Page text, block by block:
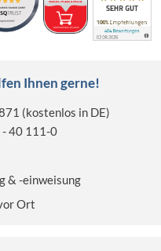
Ihnen gerne!
(kostenlos in DE)
40 111-0
& -einweisung
Ort